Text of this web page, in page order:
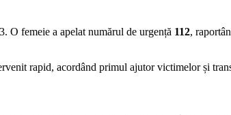
O femeie a apelat numărul de urgență 112,
rapid, acordând primul ajutor victimelor și